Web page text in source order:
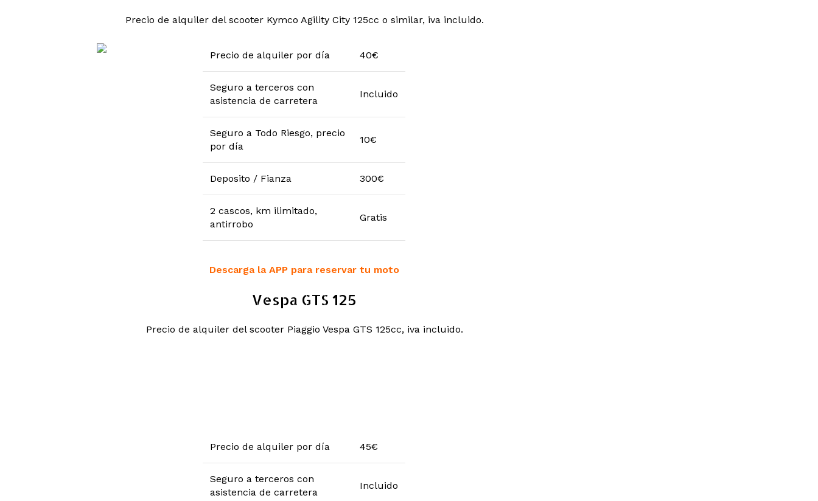
Precio de alquiler del scooter Kymco Agility City 125cc o similar, iva incluido.
Precio de alquiler por día 40€
Seguro a terceros con
asistencia de carretera
Incluido
Seguro a Todo Riesgo, precio
por día
10€
Deposito / Fianza 300€
2 cascos, km ilimitado,
antirrobo
Gratis
Descarga la APP para reservar tu moto
Vespa GTS 125
Precio de alquiler del scooter Piaggio Vespa GTS 125cc, iva incluido.
Precio de alquiler por día 45€
Seguro a terceros con
asistencia de carretera
Incluido